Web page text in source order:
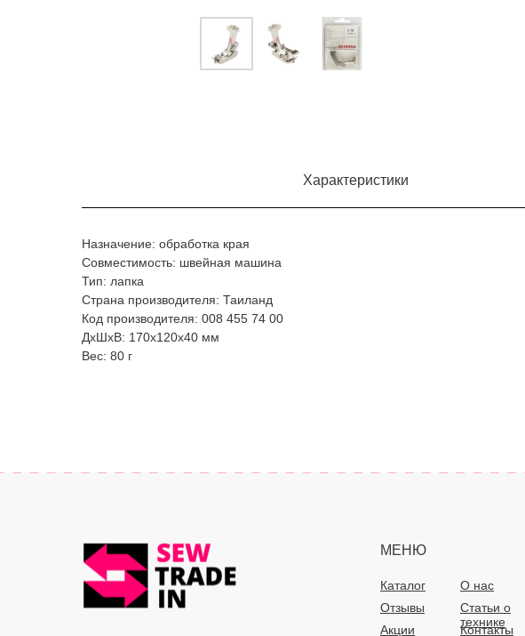
Характеристики
Назначение: обработка края
Совместимость: швейная машина
Тип: лапка
Страна производителя: Таиланд
Код производителя: 008 455 74 00
ДxШxВ: 170x120x40 мм
Вес: 80 г
МЕНЮ
Каталог О нас
Статьи о
технике
Отзывы
Акции
Контакты